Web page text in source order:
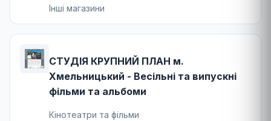
Інші магазини
СТУДІЯ КРУПНИЙ ПЛАН м.
Хмельницький - Весільні та випускні
фільми та альбоми
Кінотеатри та фільми